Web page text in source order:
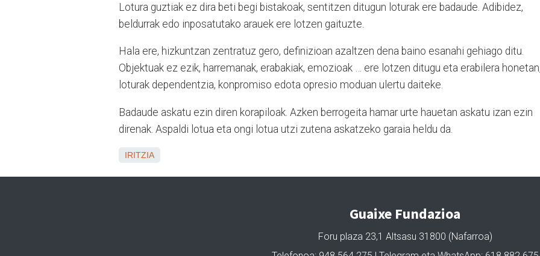
Lotura guztiak ez dira beti begi bistakoak, sentitzen ditugun loturak ere badaude. Adibidez,
beldurrak edo inposatutako arauek ere lotzen gaituzte.
Hala ere, hizkuntzan zentratuz gero, definizioan azaltzen dena baino esanahi gehiago ditu.
Objektuak ez ezik, harremanak, erabakiak, emozioak … ere lotzen ditugu eta erabilera
loturak dependentzia, konpromiso edota opresio moduan ulertu daiteke.
Badaude askatu ezin diren korapiloak. Azken berrogeita hamar urte hauetan askatu izan ezin
direnak. Aspaldi lotua eta ongi lotua utzi zutena askatzeko garaia heldu da.
IRITZIA
Guaixe Fundazioa
Foru plaza 23,1 Altsasu 31800 (Nafarroa)